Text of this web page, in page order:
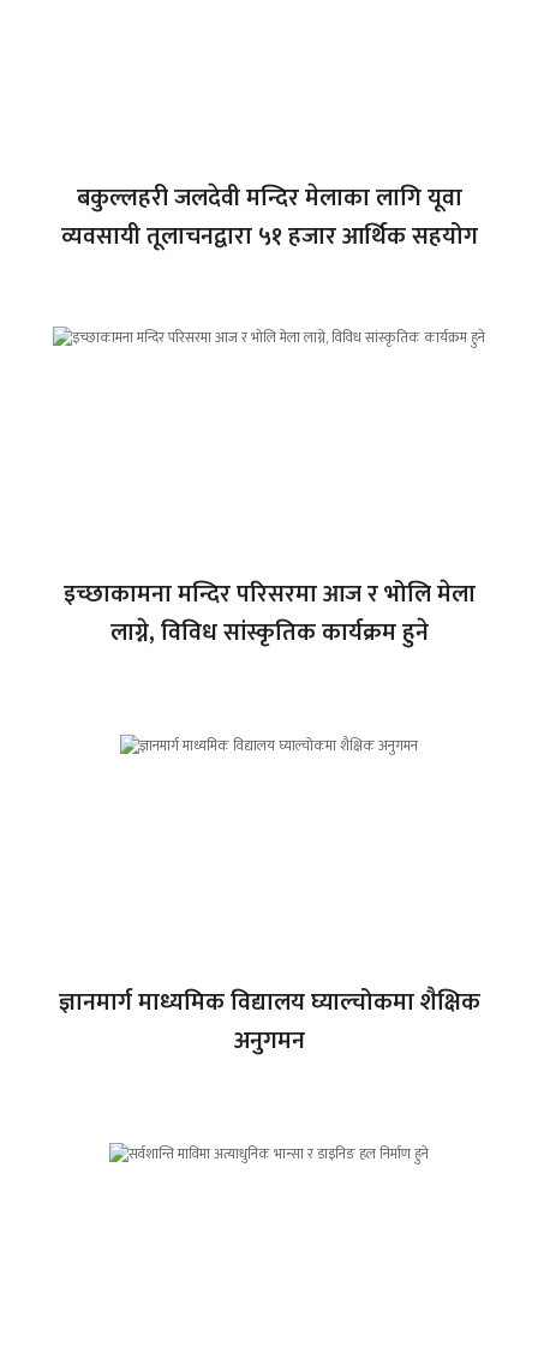
बकुल्लहरी जलदेवी मन्दिर मेलाका लागि यूवा
व्यवसायी तूलाचनद्वारा ५१ हजार आर्थिक सहयोग
इच्छाकामना मन्दिर परिसरमा आज र भोलि मेला
लाग्ने, विविध सांस्कृतिक कार्यक्रम हुने
ज्ञानमार्ग माध्यमिक विद्यालय घ्याल्चोकमा शैक्षिक
अनुगमन